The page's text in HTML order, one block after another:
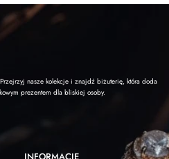
nasze kolekcje i znajdź biżuterię, która doda
prezentem dla bliskiej osoby.